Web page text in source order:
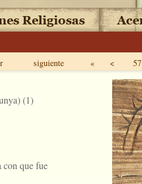
siguiente « < 57
(1)
con que fue